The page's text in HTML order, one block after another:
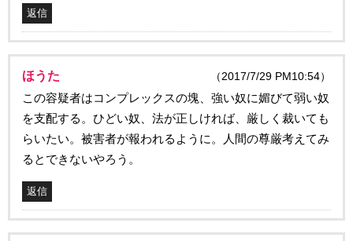
返信
ほうた （2017/7/29 PM10:54）
この容疑者はコンプレックスの塊、強い奴に媚びて弱い奴
を支配する。ひどい奴、法が正しければ、厳しく裁いても
らいたい。被害者が報われるように。人間の尊厳考えてみ
るとできないやろう。
返信